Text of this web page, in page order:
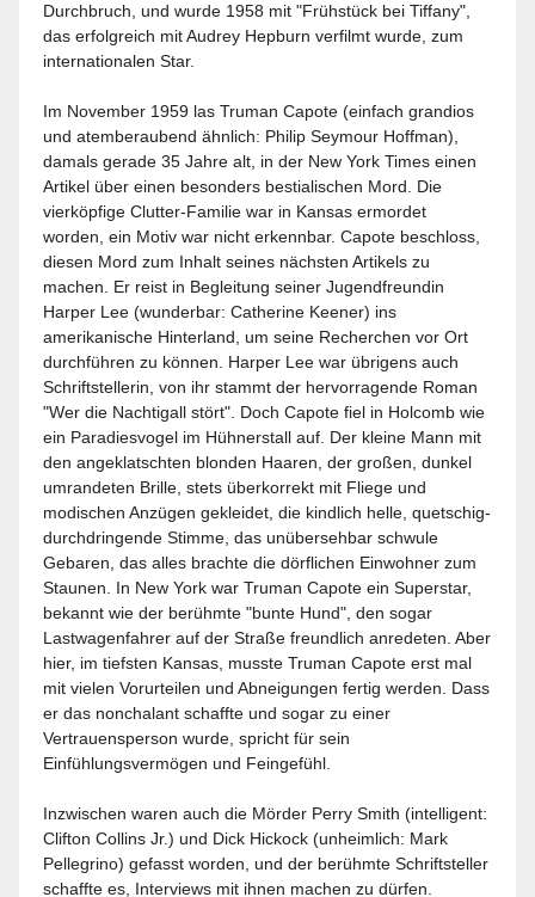
Durchbruch, und wurde 1958 mit "Frühstück bei Tiffany",
das erfolgreich mit Audrey Hepburn verfilmt wurde, zum
internationalen Star.
Im November 1959 las Truman Capote (einfach grandios
und atemberaubend ähnlich: Philip Seymour Hoffman),
damals gerade 35 Jahre alt, in der New York Times einen
Artikel über einen besonders bestialischen Mord. Die
vierköpfige Clutter-Familie war in Kansas ermordet
worden, ein Motiv war nicht erkennbar. Capote beschloss,
diesen Mord zum Inhalt seines nächsten Artikels zu
machen. Er reist in Begleitung seiner Jugendfreundin
Harper Lee (wunderbar: Catherine Keener) ins
amerikanische Hinterland, um seine Recherchen vor Ort
durchführen zu können. Harper Lee war übrigens auch
Schriftstellerin, von ihr stammt der hervorragende Roman
"Wer die Nachtigall stört". Doch Capote fiel in Holcomb wie
ein Paradiesvogel im Hühnerstall auf. Der kleine Mann mit
den angeklatschten blonden Haaren, der großen, dunkel
umrandeten Brille, stets überkorrekt mit Fliege und
modischen Anzügen gekleidet, die kindlich helle, quetschig-
durchdringende Stimme, das unübersehbar schwule
Gebaren, das alles brachte die dörflichen Einwohner zum
Staunen. In New York war Truman Capote ein Superstar,
bekannt wie der berühmte "bunte Hund", den sogar
Lastwagenfahrer auf der Straße freundlich anredeten. Aber
hier, im tiefsten Kansas, musste Truman Capote erst mal
mit vielen Vorurteilen und Abneigungen fertig werden. Dass
er das nonchalant schaffte und sogar zu einer
Vertrauensperson wurde, spricht für sein
Einfühlungsvermögen und Feingefühl.
Inzwischen waren auch die Mörder Perry Smith (intelligent:
Clifton Collins Jr.) und Dick Hickock (unheimlich: Mark
Pellegrino) gefasst worden, und der berühmte Schriftsteller
schaffte es, Interviews mit ihnen machen zu dürfen.